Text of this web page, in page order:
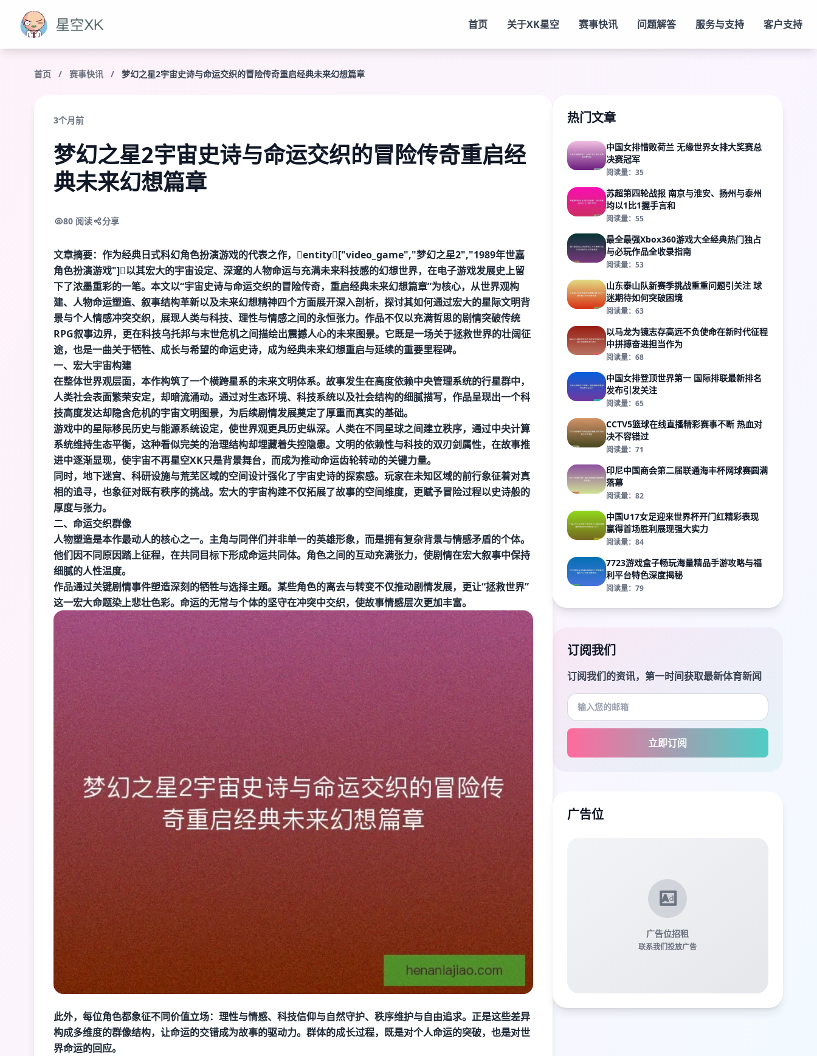
首页 关于XK星空 赛事快讯 问题解答 服务与支持 客户支持
首页 / 赛事快讯 / 梦幻之星2宇宙史诗与命运交织的冒险传奇重启经典未来幻想篇章
3个月前
梦幻之星2宇宙史诗与命运交织的冒险传奇重启经
典未来幻想篇章
80 阅读 分享
文章摘要：作为经典日式科幻角色扮演游戏的代表之作，entity["video_game","梦幻之星2","1989年世嘉
角色扮演游戏"]以其宏大的宇宙设定、深邃的人物命运与充满未来科技感的幻想世界，在电子游戏发展史上留
下了浓墨重彩的一笔。本文以“宇宙史诗与命运交织的冒险传奇，重启经典未来幻想篇章”为核心，从世界观构
建、人物命运塑造、叙事结构革新以及未来幻想精神四个方面展开深入剖析，探讨其如何通过宏大的星际文明背
景与个人情感冲突交织，展现人类与科技、理性与情感之间的永恒张力。作品不仅以充满哲思的剧情突破传统
RPG叙事边界，更在科技乌托邦与末世危机之间描绘出震撼人心的未来图景。它既是一场关于拯救世界的壮阔征
途，也是一曲关于牺牲、成长与希望的命运史诗，成为经典未来幻想重启与延续的重要里程碑。
一、宏大宇宙构建
在整体世界观层面，本作构筑了一个横跨星系的未来文明体系。故事发生在高度依赖中央管理系统的行星群中，
人类社会表面繁荣安定，却暗流涌动。通过对生态环境、科技系统以及社会结构的细腻描写，作品呈现出一个科
技高度发达却隐含危机的宇宙文明图景，为后续剧情发展奠定了厚重而真实的基础。
游戏中的星际移民历史与能源系统设定，使世界观更具历史纵深。人类在不同星球之间建立秩序，通过中央计算
系统维持生态平衡，这种看似完美的治理结构却埋藏着失控隐患。文明的依赖性与科技的双刃剑属性，在故事推
进中逐渐显现，使宇宙不再星空XK只是背景舞台，而成为推动命运齿轮转动的关键力量。
同时，地下迷宫、科研设施与荒芜区域的空间设计强化了宇宙史诗的探索感。玩家在未知区域的前行象征着对真
相的追寻，也象征对既有秩序的挑战。宏大的宇宙构建不仅拓展了故事的空间维度，更赋予冒险过程以史诗般的
厚度与张力。
二、命运交织群像
人物塑造是本作最动人的核心之一。主角与同伴们并非单一的英雄形象，而是拥有复杂背景与情感矛盾的个体。
他们因不同原因踏上征程，在共同目标下形成命运共同体。角色之间的互动充满张力，使剧情在宏大叙事中保持
细腻的人性温度。
作品通过关键剧情事件塑造深刻的牺牲与选择主题。某些角色的离去与转变不仅推动剧情发展，更让“拯救世界”
这一宏大命题染上悲壮色彩。命运的无常与个体的坚守在冲突中交织，使故事情感层次更加丰富。
此外，每位角色都象征不同价值立场：理性与情感、科技信仰与自然守护、秩序维护与自由追求。正是这些差异
构成多维度的群像结构，让命运的交错成为故事的驱动力。群体的成长过程，既是对个人命运的突破，也是对世
界命运的回应。
热门文章
中国女排惜败荷兰 无缘世界女排大奖赛总
决赛冠军
阅读量：35
苏超第四轮战报 南京与淮安、扬州与泰州
均以1比1握手言和
阅读量：55
最全最强Xbox360游戏大全经典热门独占
与必玩作品全收录指南
阅读量：53
山东泰山队新赛季挑战重重问题引关注 球
迷期待如何突破困境
阅读量：63
以马龙为镜志存高远不负使命在新时代征程
中拼搏奋进担当作为
阅读量：68
中国女排登顶世界第一 国际排联最新排名
发布引发关注
阅读量：65
CCTV5篮球在线直播精彩赛事不断 热血对
决不容错过
阅读量：71
印尼中国商会第二届联通海丰杯网球赛圆满
落幕
阅读量：82
中国U17女足迎来世界杯开门红精彩表现
赢得首场胜利展现强大实力
阅读量：84
7723游戏盒子畅玩海量精品手游攻略与福
利平台特色深度揭秘
阅读量：79
订阅我们
订阅我们的资讯，第一时间获取最新体育新闻
立即订阅
广告位
广告位招租
联系我们投放广告